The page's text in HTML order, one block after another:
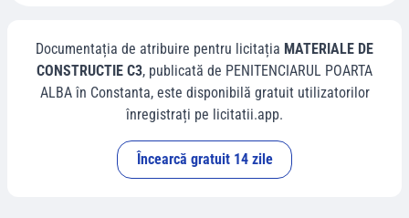
Documentația de atribuire pentru licitația MATERIALE DE
CONSTRUCTIE C3, publicată de PENITENCIARUL POARTA
ALBAîn Constanta, este disponibilă gratuit utilizatorilor
înregistrați pe licitatii.app.
Încearcă gratuit 14 zile